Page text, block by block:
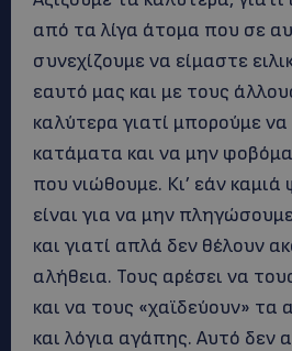
από τα λίγα άτομα που σε
συνεχίζουμε να είμαστε
εαυτό μας και με τους
καλύτερα γιατί μπορούμε
κατάματα και να μην
που νιώθουμε. Κι’ εάν
είναι για να μην
και γιατί απλά δεν θέλουν
αλήθεια. Τους αρέσει να
και να τους «χαϊδεύουν» τα
και λόγια αγάπης. Αυτό δεν